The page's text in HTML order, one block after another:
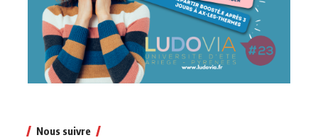
Nous suivre